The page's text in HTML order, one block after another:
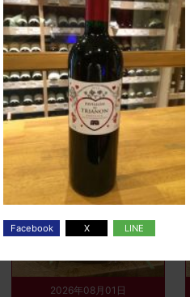
>>
2026年08月01日